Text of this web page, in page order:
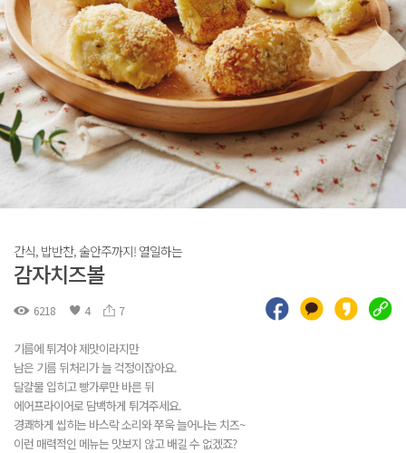
간식, 밥반찬, 술안주까지! 열일하는
감자치즈볼
6218 4 7
기름에 튀겨야 제맛이라지만
남은 기름 뒤처리가 늘 걱정이잖아요.
달걀물 입히고 빵가루만 바른 뒤
에어프라이어로 담백하게 튀겨주세요.
경쾌하게 씹히는 바스락 소리와 쭈욱 늘어나는 치즈~
이런 매력적인 메뉴는 맛보지 않고 배길 수 없겠죠?